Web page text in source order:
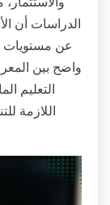
الدراسات أن
عن مستويات
واضح بين
التعليم
اللازمة